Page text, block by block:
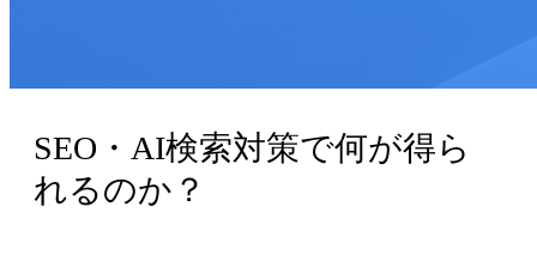
SEO・AI検索対策で何が得ら
れるのか？